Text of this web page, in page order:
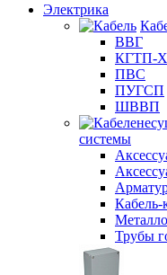
Электрика
ВВГ
КГТП-
ПВС
ПУГСП
ШВВП
системы
Кабель-
Трубы